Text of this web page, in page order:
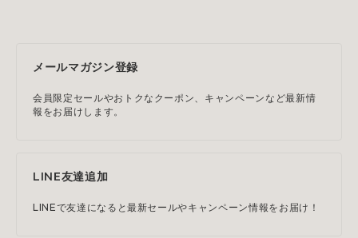
メールマガジン登録
会員限定セールやおトクなクーポン、キャンペーンなど最新情
報をお届けします。
LINE友達追加
LINEで友達になると最新セールやキャンペーン情報をお届け！